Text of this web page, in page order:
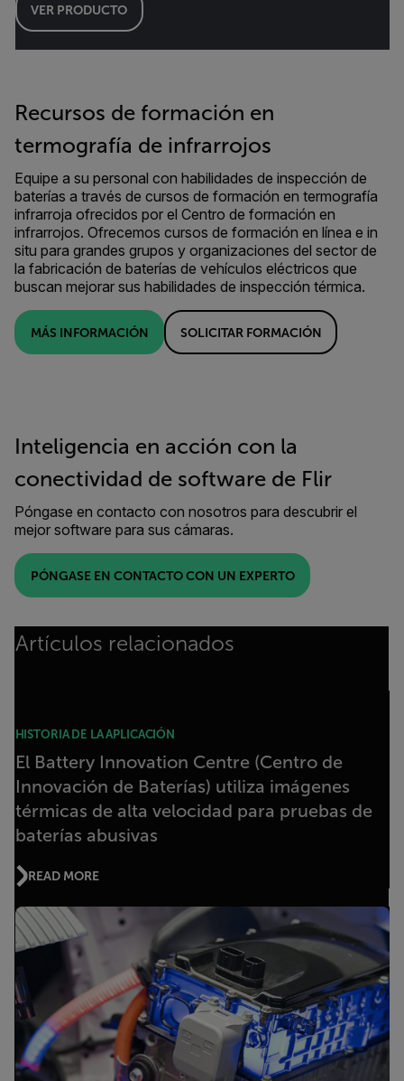
VER PRODUCTO
Recursos de formación en
termografía de infrarrojos
Equipe a su personal con habilidades de inspección de
baterías a través de cursos de formación en termografía
infrarroja ofrecidos por el Centro de formación en
infrarrojos. Ofrecemos cursos de formación en línea e in
situ para grandes grupos y organizaciones del sector de
la fabricación de baterías de vehículos eléctricos que
buscan mejorar sus habilidades de inspección térmica.
MÁS INFORMACIÓN SOLICITAR FORMACIÓN
Inteligencia en acción con la
conectividad de software de Flir
Póngase en contacto con nosotros para descubrir el
mejor software para sus cámaras.
PÓNGASE EN CONTACTO CON UN EXPERTO
Artículos relacionados
HISTORIA DE LA APLICACIÓN
El Battery Innovation Centre (Centro de
Innovación de Baterías) utiliza imágenes
térmicas de alta velocidad para pruebas de
baterías abusivas
READ MORE